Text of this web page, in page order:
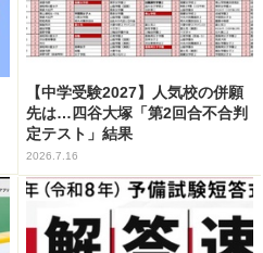
【中学受験2027】人気校の併願
先は…四谷大塚「第2回合不合判
定テスト」結果
2026.7.16